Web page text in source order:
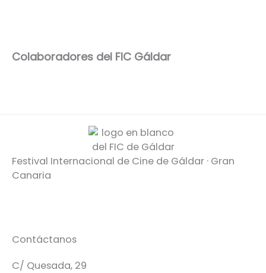
Colaboradores del FIC Gáldar
Festival Internacional de Cine de Gáldar · Gran
Canaria
Contáctanos
C/ Quesada, 29